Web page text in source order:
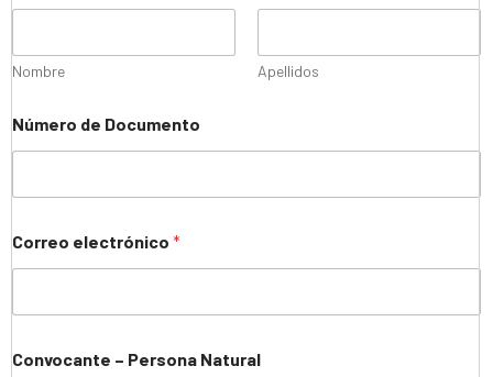
Nombre Apellidos
Número de Documento
Correo electrónico *
Convocante – Persona Natural